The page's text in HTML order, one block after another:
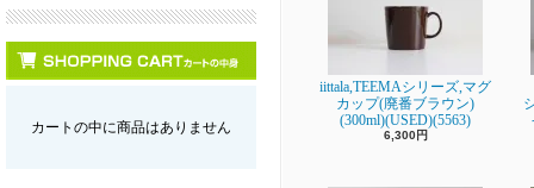
カートの中に商品はありません
iittala,TEEMAシリーズ,マグ
カップ(廃番ブラウン)
(300ml)(USED)(5563)
6,300円